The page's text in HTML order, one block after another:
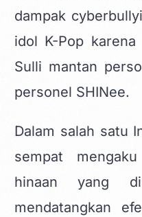
dampak
idol K-Pop
Sulli mantan
personel SHINee.
Dalam salah satu
sempat
hinaan yang
mendatangkan